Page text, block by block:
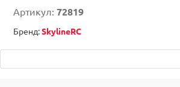
Артикул: 72819
Бренд:SkylineRC